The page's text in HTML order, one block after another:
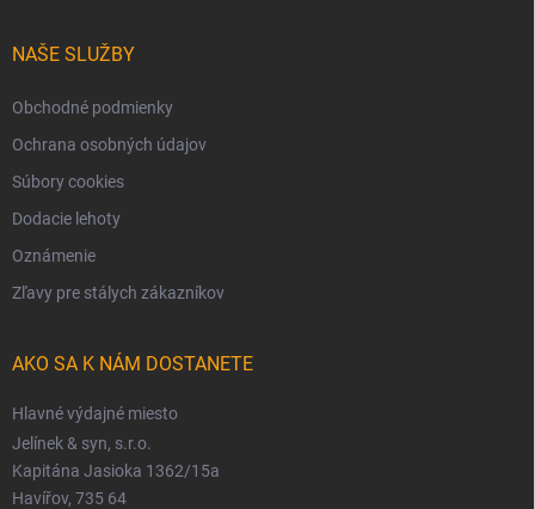
NAŠE SLUŽBY
Obchodné podmienky
Ochrana osobných údajov
Súbory cookies
Dodacie lehoty
Oznámenie
Zľavy pre stálych zákazníkov
AKO SA K NÁM DOSTANETE
Hlavné výdajné miesto
Jelínek & syn, s.r.o.
Kapitána Jasioka 1362/15a
Havířov, 735 64